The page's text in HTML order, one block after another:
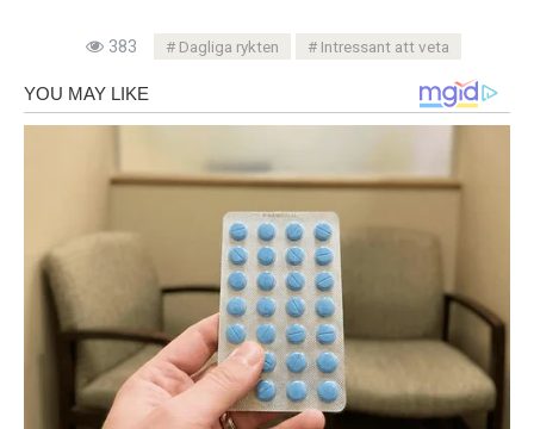
383 Dagliga rykten Intressant att veta